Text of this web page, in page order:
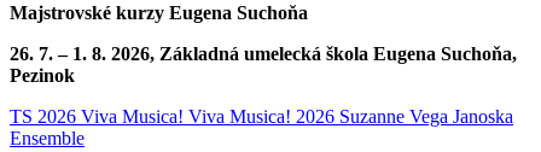
Majstrovské kurzy Eugena Suchoňa
26. 7. – 1. 8. 2026, Základná umelecká škola Eugena Suchoňa,
Pezinok
TS 2026 Viva Musica! Viva Musica! 2026 Suzanne Vega Janoska
Ensemble